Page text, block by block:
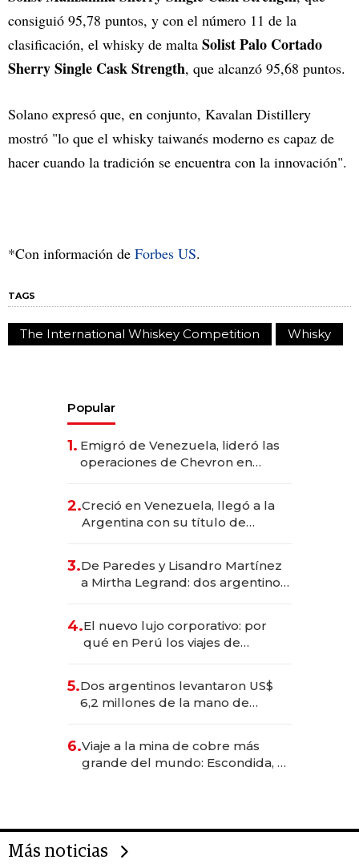
consiguió 95,78 puntos, y con el número 11 de la
clasificación, el whisky de malta Solist Palo Cortado
Sherry Single Cask Strength, que alcanzó 95,68 puntos.
Solano expresó que, en conjunto, Kavalan Distillery
mostró "lo que el whisky taiwanés moderno es capaz de
hacer cuando la tradición se encuentra con la innovación".
*Con información de Forbes US.
TAGS
The International Whiskey Competition Whisky
Popular
1. Emigró de Venezuela, lideró las
operaciones de Chevron en
2.Creció en Venezuela, llegó a la
Argentina con su título de
las marcas "fast premium"
3.De Paredes y Lisandro Martínez
a Mirtha Legrand: dos argentinos
4.El nuevo lujo corporativo: por
qué en Perú los viajes de
para convertirse en experiencias
transformadoras
5.Dos argentinos levantaron US$
6,2 millones de la mano de
6.Viaje a la mina de cobre más
grande del mundo: Escondida, el
Más noticias